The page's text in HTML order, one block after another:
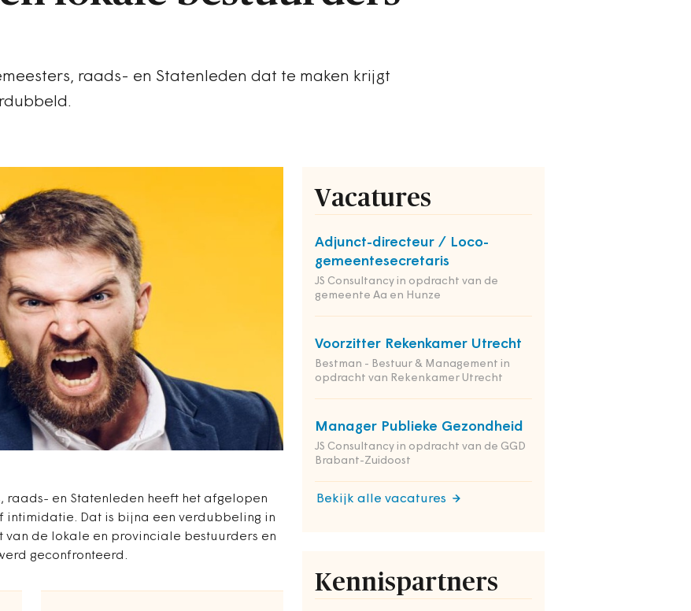
raads- en Statenleden dat te maken krijgt
raads- en Statenleden heeft het afgelopen
intimidatie. Dat is bijna een verdubbeling in
van de lokale en provinciale bestuurders en
geconfronteerd.
Vacatures
Adjunct-directeur / Loco-
gemeentesecretaris
JS Consultancy in opdracht van de
gemeente Aa en Hunze
Voorzitter Rekenkamer Utrecht
Bestman - Bestuur & Management in
opdracht van Rekenkamer Utrecht
Manager Publieke Gezondheid
JS Consultancy in opdracht van de GGD
Brabant-Zuidoost
Bekijk alle vacatures
Kennispartners